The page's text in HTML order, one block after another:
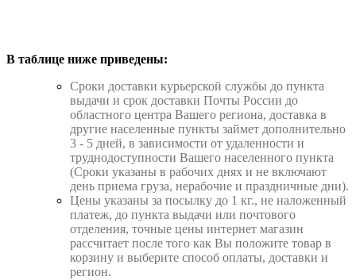
В таблице ниже приведены:
Cроки доставки курьерской службы до пункта
выдачи и срок доставки Почты России до
областного центра Вашего региона, доставка в
другие населенные пункты займет дополнительно
3 - 5 дней, в зависимости от удаленности и
труднодоступности Вашего населенного пункта
(Сроки указаны в рабочих днях и не включают
день приема груза, нерабочие и праздничные дни).
Цены указаны за посылку до 1 кг., не наложенный
платеж, до пункта выдачи или почтового
отделения, точные цены интернет магазин
рассчитает после того как Вы положите товар в
корзину и выберите способ оплаты, доставки и
регион.